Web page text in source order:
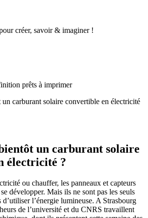
créer, savoir & imaginer !
prêts à imprimer
un carburant solaire
électricité ?
ou chauffer, les panneaux et capteurs
développer. Mais ils ne sont pas les seuls
l’énergie lumineuse. A Strasbourg
de l’université et du CNRS travaillent